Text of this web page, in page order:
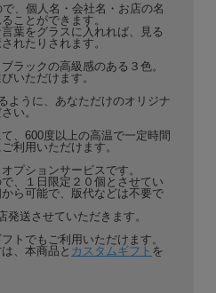
、個人名・会社名・お店の名
ことができます。
葉をグラスに入れれば、見る
れたりされます。
ラックの高級感のある３色。
いただけます。
ように、あなただけのオリジナ
い。
、600度以上の高温で一定時間
利用いただけます。
プションサービスです。
、１日限定２０個とさせてい
ら可能で、版代などは不要で
発送させていただきます。
トでもご利用いただけます。
、本商品と カスタムギフト を